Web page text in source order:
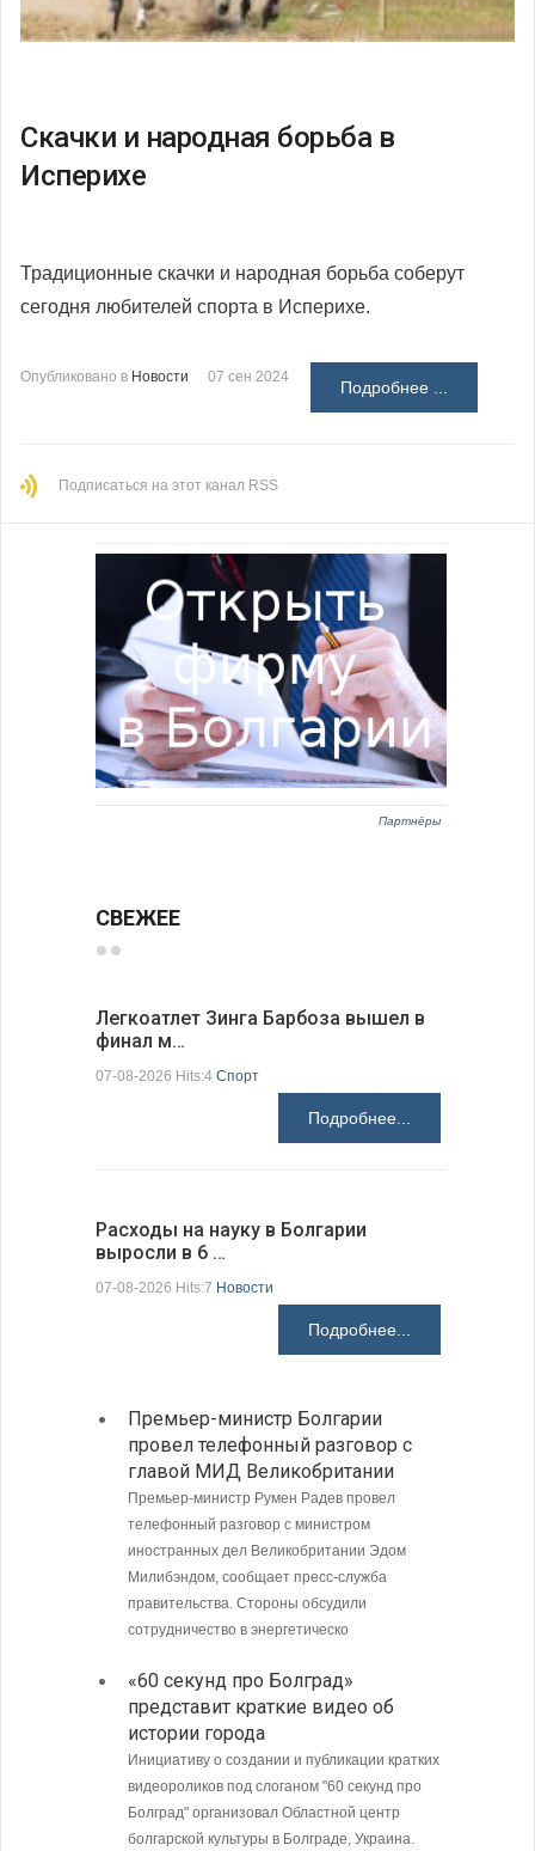
Скачки и народная борьба в
Исперихе
Традиционные скачки и народная борьба соберут
сегодня любителей спорта в Исперихе.
Опубликовано в Новости 07 сен 2024
Подробнее ...
Подписаться на этот канал RSS
Партнёры
СВЕЖЕЕ
Легкоатлет Зинга Барбоза вышел в
финал м…
07-08-2026 Hits:4 Спорт
Подробнее...
Расходы на науку в Болгарии
выросли в 6 …
07-08-2026 Hits:7 Новости
Подробнее...
Премьер-министр Болгарии
провел телефонный разговор с
главой МИД Великобритании
Премьер-министр Румен Радев провел
телефонный разговор с министром
иностранных дел Великобритании Эдом
Милибэндом, сообщает пресс-служба
правительства. Стороны обсудили
сотрудничество в энергетическо
«60 секунд про Болград»
представит краткие видео об
истории города
Инициативу о создании и публикации кратких
видеороликов под слоганом "60 секунд про
Болград" организовал Областной центр
болгарской культуры в Болграде, Украина.